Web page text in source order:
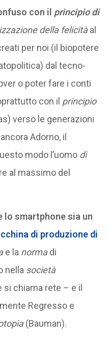
con il principio di
della felicitàal
per noi (il biopotere
dal tecno-
o poter fare i conti
con il principio
verso le generazioni
Adorno, il
modo l’uomo di
al massimo del
lo smartphone sia un
di produzione di
e la normadi
nella società
chiama rete – e il
Regresso e
(Bauman).